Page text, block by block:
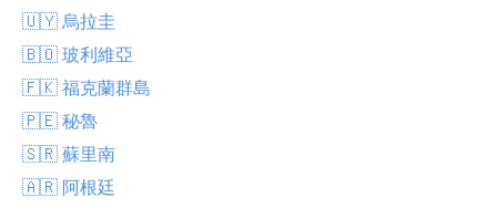
🇺🇾 烏拉圭
🇧🇴 玻利維亞
🇫🇰 福克蘭群島
🇵🇪 秘魯
🇸🇷 蘇里南
🇦🇷 阿根廷